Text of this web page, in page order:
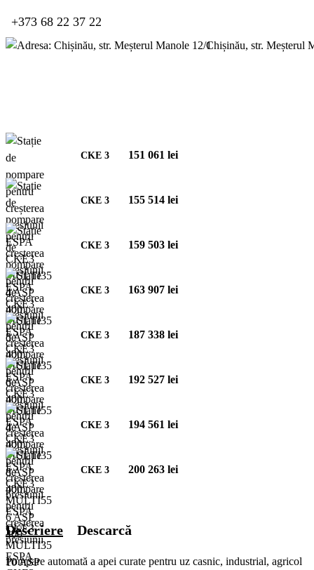
+373 68 22 37 22
Chișinău, str. Meșterul
CKE 3 151 061 lei
CKE 3 155 514 lei
CKE 3 159 503 lei
CKE 3 163 907 lei
CKE 3 187 338 lei
CKE 3 192 527 lei
CKE 3 194 561 lei
CKE 3 200 263 lei
Descriere Descarcă
Pompare automată a apei curate pentru uz casnic, industrial, agricol